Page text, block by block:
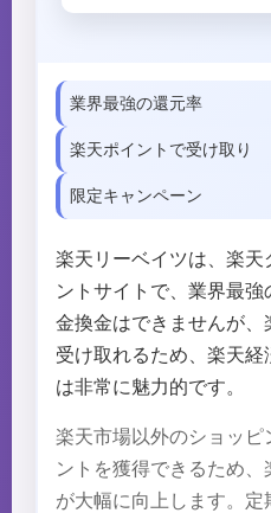
業界最強の還元率
楽天ポイントで受け取り
限定キャンペーン
楽天リーベイツは、楽天
ントサイトで、業界最
金換金はできませんが
受け取れるため、楽天
は非常に魅力的です。
楽天市場以外のショッピ
ントを獲得できるため
が大幅に向上します。定